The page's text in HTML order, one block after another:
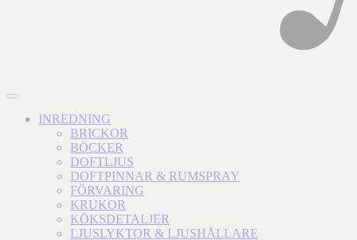
INREDNING
BRICKOR
BÖCKER
DOFTLJUS
DOFTPINNAR & RUMSPRAY
FÖRVARING
KRUKOR
KÖKSDETALJER
LJUSLYKTOR & LJUSHÅLLARE